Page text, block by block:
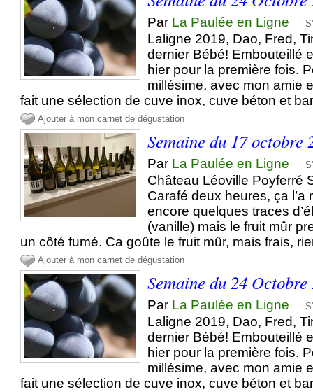
Par La Paulée en Ligne
Laligne 2019, Dao, Fred,
dernier Bébé! Embouteillé
hier pour la première fois.
millésime, avec mon amie
fait une sélection de cuve inox, cuve béton et
Ajouter à mon carnet de dégustation
Semaine du 17 octobre
Par La Paulée en Ligne
Château Léoville Poyferré
Carafé deux heures, ça l’a
encore quelques traces
(vanille) mais le fruit mûr
un côté fumé. Ca goûte le fruit mûr, mais frais,
Ajouter à mon carnet de dégustation
Semaine du 24 Octobre
Par La Paulée en Ligne
Laligne 2019, Dao, Fred,
dernier Bébé! Embouteillé
hier pour la première fois.
millésime, avec mon amie
fait une sélection de cuve inox, cuve béton et